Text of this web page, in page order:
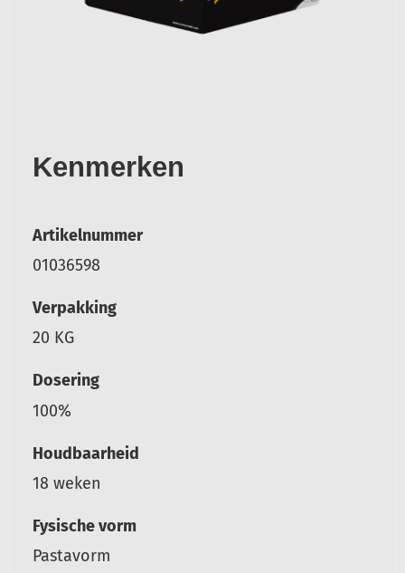
Kenmerken
Artikelnummer
01036598
Verpakking
20 KG
Dosering
100%
Houdbaarheid
18 weken
Fysische vorm
Pastavorm